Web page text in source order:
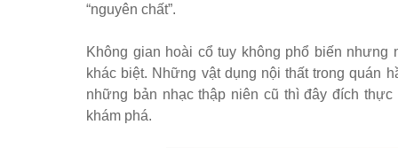
“nguyên chất”.
Không gian hoài cổ tuy không phổ biến
khác biệt. Những vật dụng nội thất trong quán
những bản nhạc thập niên cũ thì đây đích
khám phá.